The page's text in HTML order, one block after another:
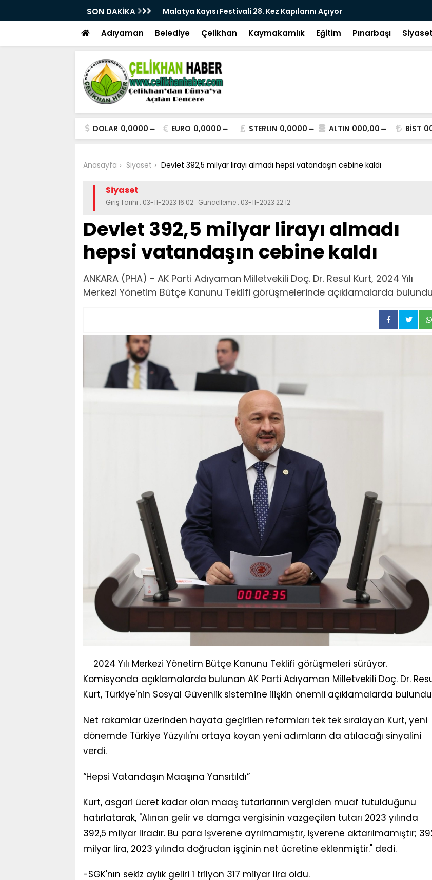
SON DAKİKA
Kez Kapılarını Açıyor Vesayetten Siyasete: DEM Parti’nin Tarihi Sınavı
Adıyaman Belediye Çelikhan Kaymakamlık Eğitim Pınarbaşı Siyaset
DOLAR 0,0000 EURO 0,0000 STERLIN 0,0000 ALTIN 000,00 BİST
Anasayfa Siyaset Devlet 392,5 milyar lirayı almadı hepsi vatandaşın cebine kaldı
Siyaset
Giriş Tarihi : 03-11-2023 16:02 Güncelleme : 03-11-2023 22:12
Devlet 392,5 milyar lirayı almadı
hepsi vatandaşın cebine kaldı
ANKARA (PHA) - AK Parti Adıyaman Milletvekili Doç. Dr. Resul Kurt, 2024 Yılı
Merkezi Yönetim Bütçe Kanunu Teklifi görüşmelerinde açıklamalarda
2024 Yılı Merkezi Yönetim Bütçe Kanunu Teklifi görüşmeleri sürüyor.
Komisyonda açıklamalarda bulunan AK Parti Adıyaman Milletvekili Doç. Dr.
Kurt, Türkiye'nin Sosyal Güvenlik sistemine ilişkin önemli açıklamalarda
Net rakamlar üzerinden hayata geçirilen reformları tek tek sıralayan Kurt, yeni
dönemde Türkiye Yüzyılı'nı ortaya koyan yeni adımların da atılacağı sinyalini
verdi.
“Hepsi Vatandaşın Maaşına Yansıtıldı”
Kurt, asgari ücret kadar olan maaş tutarlarının vergiden muaf tutulduğunu
hatırlatarak, "Alınan gelir ve damga vergisinin vazgeçilen tutarı 2023 yılında
392,5 milyar liradır. Bu para işverene ayrılmamıştır, işverene aktarılmamıştır;
milyar lira, 2023 yılında doğrudan işçinin net ücretine eklenmiştir." dedi.
-SGK'nın sekiz aylık geliri 1 trilyon 317 milyar lira oldu.